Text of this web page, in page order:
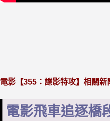
電影【355：諜影特攻】相關新
電影飛車追逐橋